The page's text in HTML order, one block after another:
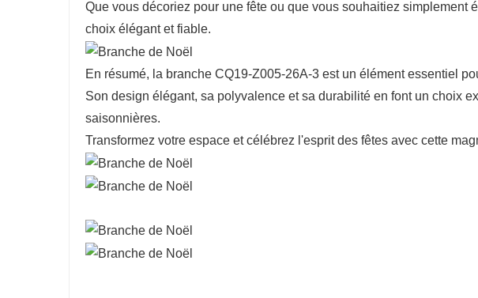
Que vous décoriez pour une fête ou que vous souhaitiez simplement
choix élégant et fiable.
En résumé, la branche CQ19-Z005-26A-3 est un élément essentiel
Son design élégant, sa polyvalence et sa durabilité en font un choix
saisonnières.
Transformez votre espace et célébrez l'esprit des fêtes avec cette